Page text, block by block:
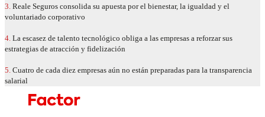
3. Reale Seguros consolida su apuesta por el bienestar, la igualdad y el
voluntariado corporativo
4. La escasez de talento tecnológico obliga a las empresas a reforzar sus
estrategias de atracción y fidelización
5. Cuatro de cada diez empresas aún no están preparadas para la transparencia
salarial